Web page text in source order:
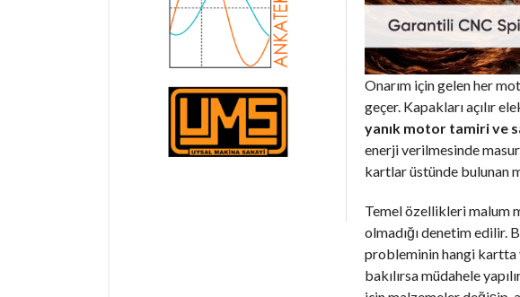
Onarım için gelen her
geçer. Kapakları açılır
yanık motor tamiri ve
enerji verilmesinde
kartlar üstünde bulunan
Temel özellikleri malum
olmadığı denetim edilir.
probleminin hangi kartta
bakılırsa müdahele